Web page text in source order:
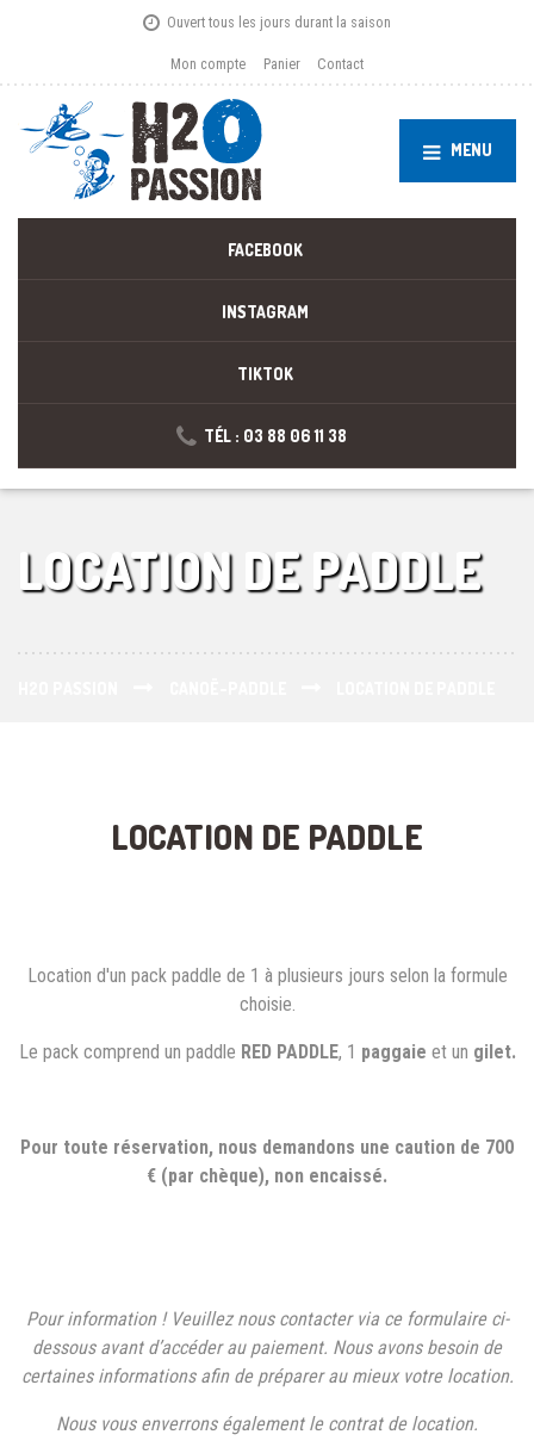
Ouvert tous les jours durant la saison
Mon compte Panier Contact
MENU
FACEBOOK
INSTAGRAM
TIKTOK
TÉL : 03 88 06 11 38
LOCATION DE PADDLE
LOCATION DE PADDLE
Location d'un pack paddle de 1 à plusieurs jours selon la formule
choisie.
Le pack comprend un paddle RED PADDLE, 1 paggaie et un gilet.
Pour toute réservation, nous demandons une caution de 700
€ (par chèque), non encaissé.
Pour information ! Veuillez nous contacter via ce formulaire ci-
dessous avant d’accéder au paiement. Nous avons besoin de
certaines informations afin de préparer au mieux votre location.
Nous vous enverrons également le contrat de location.